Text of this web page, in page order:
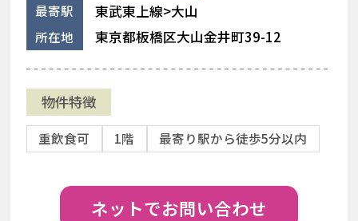
最寄駅 東武東上線>大山
所在地 東京都板橋区大山金井町39-12
物件特徴
重飲食可 1階 最寄り駅から徒歩5分以内
ネットでお問い合わせ